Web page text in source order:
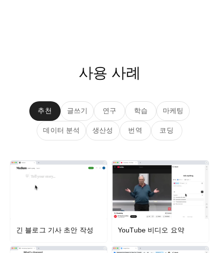
사용 사례
추천 글쓰기 연구 학습 마케팅
데이터 분석 생산성 번역 코딩
긴 블로그 기사 초안 작성 YouTube 비디오 요약